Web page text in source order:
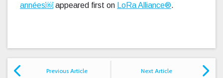
années￼ appeared first on LoRa Alliance®.
Previous Article Next Article